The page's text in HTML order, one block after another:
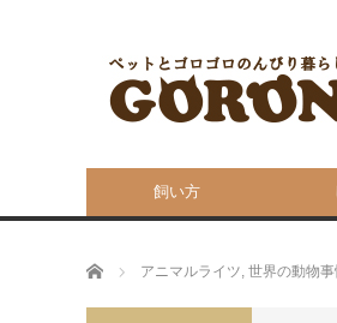
飼い方
ホーム アニマルライツ, 世界の動物